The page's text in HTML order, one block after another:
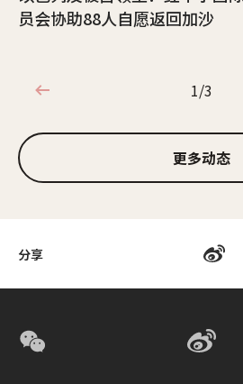
分享
员会协助88人自愿返回加沙
1/3
1/3
更多动态